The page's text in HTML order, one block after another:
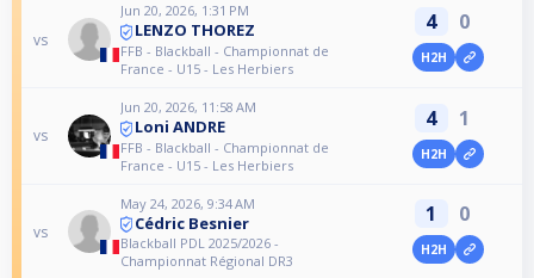
vs
Jun 20, 2026, 1:31 PM
LENZO THOREZ
FFB - Blackball - Championnat de
France - U15 - Les Herbiers
4 0
H2H
vs
Jun 20, 2026, 11:58 AM
Loni ANDRE
FFB - Blackball - Championnat de
France - U15 - Les Herbiers
4 1
H2H
vs
May 24, 2026, 9:34 AM
Cédric Besnier
Blackball PDL 2025/2026 -
Championnat Régional DR3
1 0
H2H